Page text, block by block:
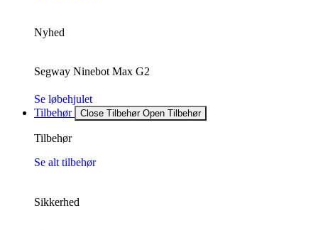
Nyhed
Segway Ninebot Max G2
Se løbehjulet
Tilbehør
Close Tilbehør Open Tilbehør
Tilbehør
Se alt tilbehør
Sikkerhed